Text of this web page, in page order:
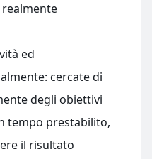
ed
cercate di
degli obiettivi
tempo prestabilito,
il risultato